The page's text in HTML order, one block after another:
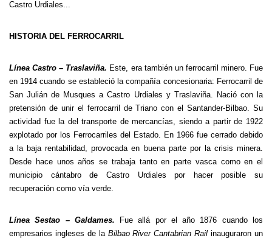
Castro Urdiales...
HISTORIA DEL FERROCARRIL
Línea Castro – Traslaviña. Este, era también un ferrocarril minero. Fue
en 1914 cuando se estableció la compañía concesionaria: Ferrocarril de
San Julián de Musques a Castro Urdiales y Traslaviña. Nació con la
pretensión de unir el ferrocarril de Triano con el Santander-Bilbao. Su
actividad fue la del transporte de mercancías, siendo a partir de 1922
explotado por los Ferrocarriles del Estado. En 1966 fue cerrado debido
a la baja rentabilidad, provocada en buena parte por la crisis minera.
Desde hace unos años se trabaja tanto en parte vasca como en el
municipio cántabro de Castro Urdiales por hacer posible su
recuperación como vía verde.
Línea Sestao – Galdames.
Fue allá por el año 1876 cuando los
empresarios ingleses de la Bilbao River Cantabrian Railinauguraron un